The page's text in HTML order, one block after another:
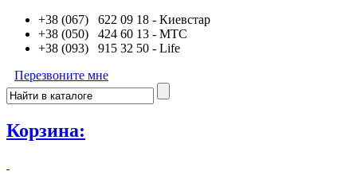
+38 (067) 622 09 18 - Киевстар
+38 (050) 424 60 13 - MTC
+38 (093) 915 32 50 - Life
Перезвоните мне
Корзина: